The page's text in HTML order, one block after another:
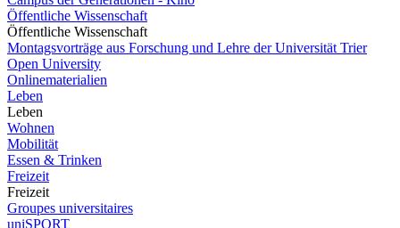
Öffentliche Wissenschaft
Öffentliche Wissenschaft
Montagsvorträge aus Forschung und Lehre der Universität Trier
Open University
Onlinematerialien
Leben
Leben
Wohnen
Mobilität
Essen & Trinken
Freizeit
Freizeit
Groupes universitaires
uniSPORT